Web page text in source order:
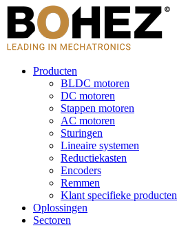
Producten
BLDC motoren
DC motoren
Stappen motoren
AC motoren
Sturingen
Lineaire systemen
Reductiekasten
Encoders
Remmen
Klant specifieke producten
Oplossingen
Sectoren